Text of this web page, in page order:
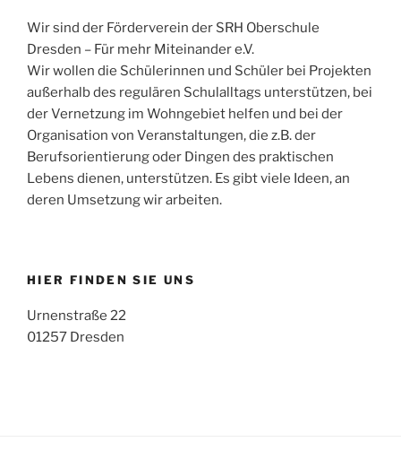
Wir sind der Förderverein der SRH Oberschule
Dresden – Für mehr Miteinander e.V.
Wir wollen die Schülerinnen und Schüler bei Projekten
außerhalb des regulären Schulalltags unterstützen, bei
der Vernetzung im Wohngebiet helfen und bei der
Organisation von Veranstaltungen, die z.B. der
Berufsorientierung oder Dingen des praktischen
Lebens dienen, unterstützen. Es gibt viele Ideen, an
deren Umsetzung wir arbeiten.
HIER FINDEN SIE UNS
Urnenstraße 22
01257 Dresden